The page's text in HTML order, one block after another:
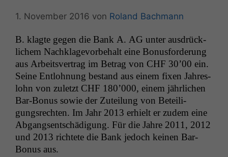
1. November 2016 von Roland Bachmann
B. klagte gegen die Bank A. AG unter aus­drück­
lichem Nachk­lagevor­be­halt eine Bonus­forderung
aus Arbeitsver­trag im Betrag von CHF 30’00 ein.
Seine Ent­loh­nung bestand aus einem fix­en Jahres­
lohn von zulet­zt CHF 180’000, einem jährlichen
Bar-Bonus sowie der Zuteilung von Beteili­
gungsrecht­en. Im Jahr 2013 erhielt er zudem eine
Abgangsentschädi­gung. Für die Jahre 2011, 2012
und 2013 richtete die Bank jedoch keinen Bar-
Bonus aus.